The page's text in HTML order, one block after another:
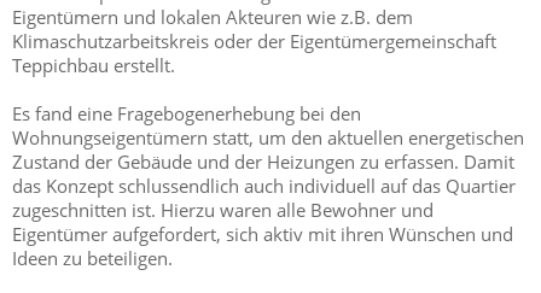
Eigentümern und lokalen Akteuren wie z.B. dem
Klimaschutzarbeitskreis oder der Eigentümergemeinschaft
Teppichbau erstellt.
Es fand eine Fragebogenerhebung bei den
Wohnungseigentümern statt, um den aktuellen energetischen
Zustand der Gebäude und der Heizungen zu erfassen. Damit
das Konzept schlussendlich auch individuell auf das Quartier
zugeschnitten ist. Hierzu waren alle Bewohner und
Eigentümer aufgefordert, sich aktiv mit ihren Wünschen und
Ideen zu beteiligen.